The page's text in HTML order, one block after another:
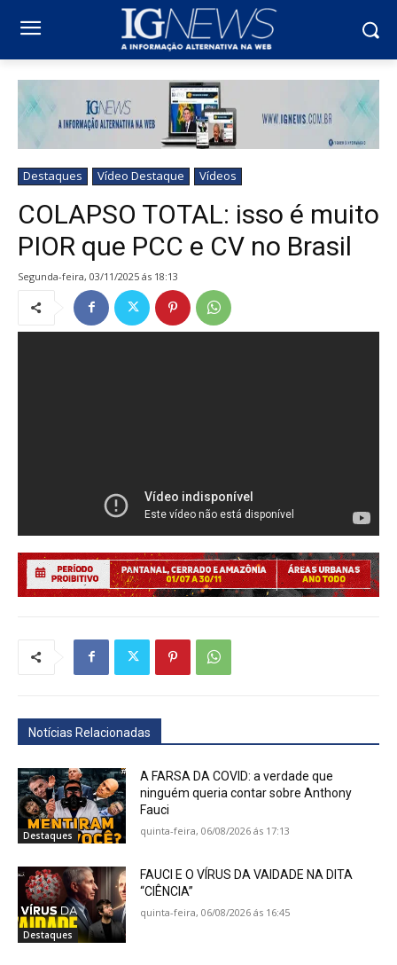
Destaques Vídeo Destaque Vídeos
COLAPSO TOTAL: isso é muito
PIOR que PCC e CV no Brasil
segunda-feira, 03/11/2025 ás 18:13
Notícias Relacionadas
Destaques
A FARSA DA COVID: a verdade que
ninguém queria contar sobre Anthony
Fauci
quinta-feira, 06/08/2026 ás 17:13
Destaques
FAUCI E O VÍRUS DA VAIDADE NA DITA
“CIÊNCIA”
quinta-feira, 06/08/2026 ás 16:45